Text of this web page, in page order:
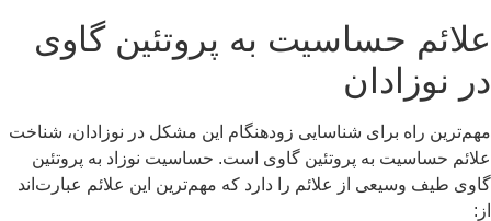
علائم حساسیت به پروتئین گاوی
در نوزادان
مهم‌ترین راه برای شناسایی زودهنگام این مشکل در نوزادان، شناخت
علائم حساسیت به پروتئین گاوی است. حساسیت نوزاد به پروتئین
گاوی طیف وسیعی از علائم را دارد که مهم‌ترین این علائم عبارت‌اند
از: